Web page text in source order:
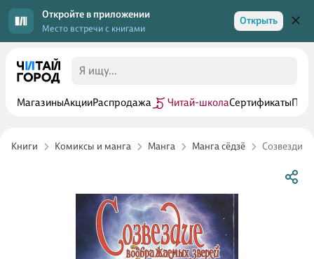
Откройте в приложении
Место встречи с книгами
Открыть
МагазиныАкцииРаспродажа Читай-школаСертификаты
Книги Комиксы и манга Манга Манга сёдзё Созвездие